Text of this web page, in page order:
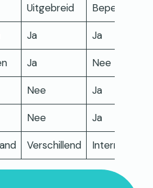
Uitgebreid Beperkt
Ja Ja
Ja Nee
Nee Ja
Nee Ja
Verschillend